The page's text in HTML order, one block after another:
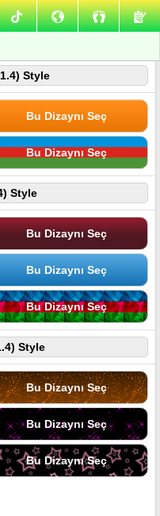
Style
Bu Dizaynı Seç
Bu Dizaynı Seç
Style
Bu Dizaynı Seç
Bu Dizaynı Seç
Bu Dizaynı Seç
Style
Bu Dizaynı Seç
Bu Dizaynı Seç
Bu Dizaynı Seç